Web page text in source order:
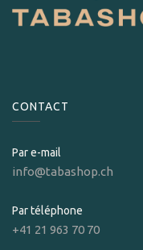
CONTACT
Par e-mail
info@tabashop.ch
Par téléphone
+41 21 963 70 70